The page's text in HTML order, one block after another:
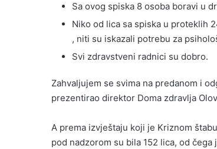
Sa ovog spiska 8 osoba boravi u
Niko od lica sa spiska u proteklih
, niti su iskazali potrebu za
Svi zdravstveni radnici su dobro.
Zahvaljujem se svima na predanom i
prezentirao direktor Doma zdravlja
A prema izvještaju koji je Kriznom
pod nadzorom su bila 152 lica, od